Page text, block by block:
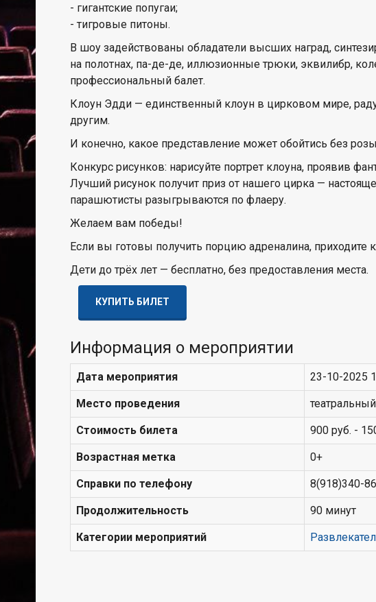
- гигантские попугаи;
- тигровые питоны.
В шоу задействованы обладатели высших наград,
на полотнах, па-де-де, иллюзионные трюки, эквилибр,
профессиональный балет.
Клоун Эдди — единственный клоун в цирковом мире,
другим.
И конечно, какое представление может обойтись без
Конкурс рисунков: нарисуйте портрет клоуна, проявив
Лучший рисунок получит приз от нашего цирка —
парашютисты разыгрываются по флаеру.
Желаем вам победы!
Если вы готовы получить порцию адреналина,
Дети до трёх лет — бесплатно, без предоставления места.
КУПИТЬ БИЛЕТ
Информация о мероприятии
Дата мероприятия 23-10-2025
Место проведения
Стоимость билета 900 руб. -
Возрастная метка 0+
Справки по телефону 8(918)340-
Продолжительность 90 минут
Категории мероприятий